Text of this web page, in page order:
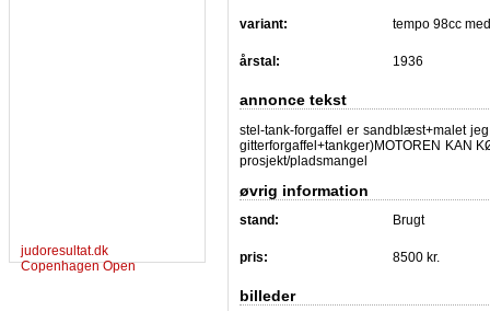
judoresultat.dk
Copenhagen Open
variant: tempo 98cc
årstal: 1936
annonce tekst
stel-tank-forgaffel er sandblæst+malet
gitterforgaffel+tankger)MOTOREN KAN
prosjekt/pladsmangel
øvrig information
stand: Brugt
pris: 8500 kr.
billeder